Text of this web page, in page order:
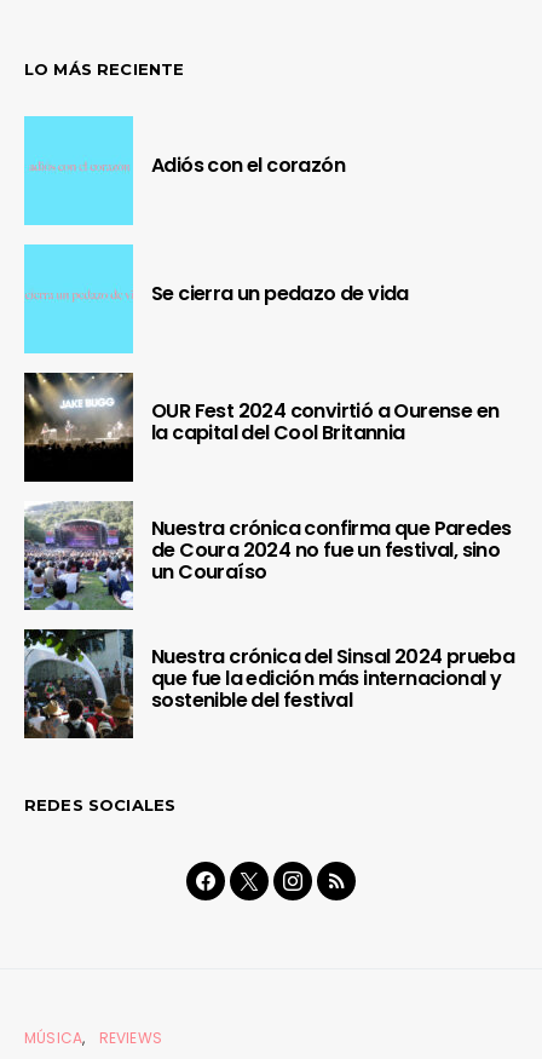
LO MÁS RECIENTE
Adiós con el corazón
Se cierra un pedazo de vida
OUR Fest 2024 convirtió a Ourense en
la capital del Cool Britannia
Nuestra crónica confirma que Paredes
de Coura 2024 no fue un festival, sino
un Couraíso
Nuestra crónica del Sinsal 2024 prueba
que fue la edición más internacional y
sostenible del festival
REDES SOCIALES
MÚSICA REVIEWS